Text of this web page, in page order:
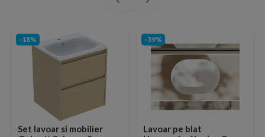
-18%
Set lavoar si mobilier
-39%
Lavoar pe blat